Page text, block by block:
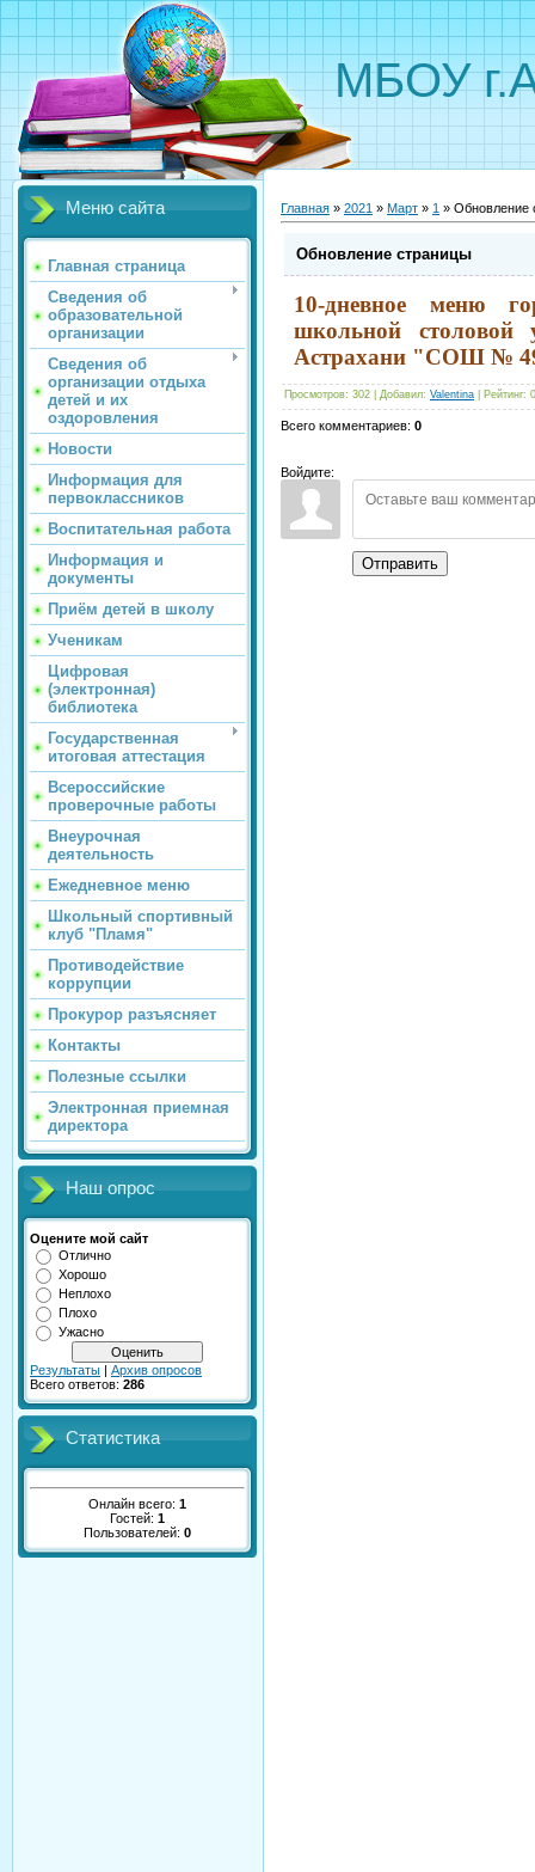
МБОУ
Меню сайта
Главная страница
Сведения об
образовательной
организации
Сведения об
организации отдыха
детей и их
оздоровления
Новости
Информация для
первоклассников
Воспитательная работа
Информация и
документы
Приём детей в школу
Ученикам
Цифровая
(электронная)
библиотека
Государственная
итоговая аттестация
Всероссийские
проверочные работы
Внеурочная
деятельность
Ежедневное меню
Школьный спортивный
клуб "Пламя"
Противодействие
коррупции
Прокурор разъясняет
Контакты
Полезные ссылки
Электронная приемная
директора
Наш опрос
Оцените мой сайт
Отлично
Хорошо
Неплохо
Плохо
Ужасно
Результаты | Архив опросов
Всего ответов: 286
Статистика
Онлайн всего: 1
Гостей: 1
Пользователей: 0
Главная » 2021 » Март » 1 » Обновление
Обновление страницы
10-дневное меню
школьной
Астрахани "СОШ №
Просмотров: 302 Добавил: Valentina Рейтинг:
Всего комментариев: 0
Войдите:
Отправить